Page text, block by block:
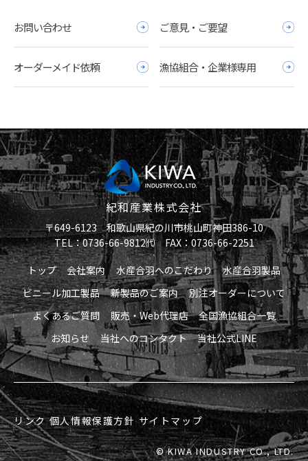
お問い合わせ ご意見・ご要望
オーダーメイド依頼 漁協組合・企業様専用
紀和産業株式会社
〒649-6123 和歌山県紀の川市桃山町神田386-10
TEL：0736-66-9812㈹ FAX：0736-66-2251
トップ
会社案内 水産合羽へのこだわり
水産合羽製品
ビニール加工製品
新製品のご案内
別注オーダーについて
よくあるご質問
販売・Web代理店
全国漁協組合一覧
お知らせ
当社へのコンタクト 当社公式LINE
リンク 個人情報保護方針 サイトマップ
© KIWA INDUSTRY CO., LTD.